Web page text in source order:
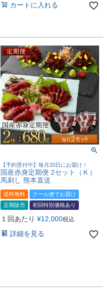
カートに入れる
【予約受付中】毎月20日にお届け！
国産赤身定期便 2セット（Ｋ）
馬刺し 熊本直送
送料無料
クール便でお届け
定期販売
初回特別価格あり
１回あたり ¥12,000税込
詳細を見る